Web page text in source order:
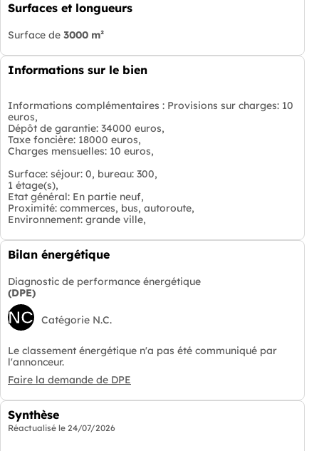
Surfaces et longueurs
Surface de 3000 m²
Informations sur le bien
Informations complémentaires : Provisions sur charges: 10
euros,
Dépôt de garantie: 34000 euros,
Taxe foncière: 18000 euros,
Charges mensuelles: 10 euros,
Surface: séjour: 0, bureau: 300,
1 étage(s),
Etat général: En partie neuf,
Proximité: commerces, bus, autoroute,
Environnement: grande ville,
Bilan énergétique
Diagnostic de performance énergétique
(DPE)
NC Catégorie N.C.
Le classement énergétique n'a pas été communiqué par
l'annonceur.
Faire la demande de DPE
Synthèse
Réactualisé le 24/07/2026